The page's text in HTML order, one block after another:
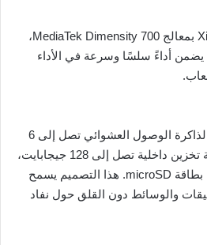
يشتغل Xiaomi Poco C85 4G بمعالج MediaTek Dimensity 700،
يضمن أداءً سلسًا وسرعة في الأداء
يوفر الهاتف خيارات متعددة لذاكرة الوصول العشوائي تصل إلى 6
جيجابايت، بالإضافة إلى سعة تخزين داخلية تصل إلى 128 جيجابايت،
مع إمكانية التمديد باستخدام بطاقة microSD. هذا التصميم يسمح
والوسائط دون القلق حول نفاد